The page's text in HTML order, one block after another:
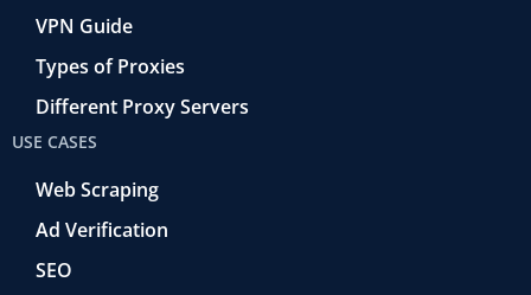
VPN Guide
Types of Proxies
Different Proxy Servers
USE CASES
Web Scraping
Ad Verification
SEO